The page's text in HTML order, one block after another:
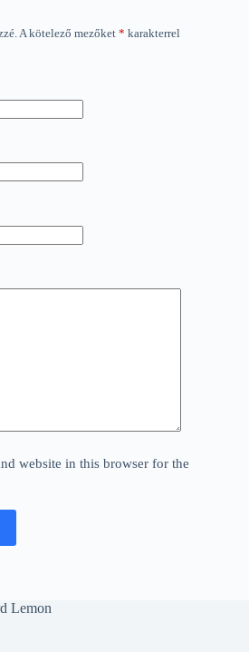
A kötelező mezőket * karakterrel
website in this browser for the
Lemon